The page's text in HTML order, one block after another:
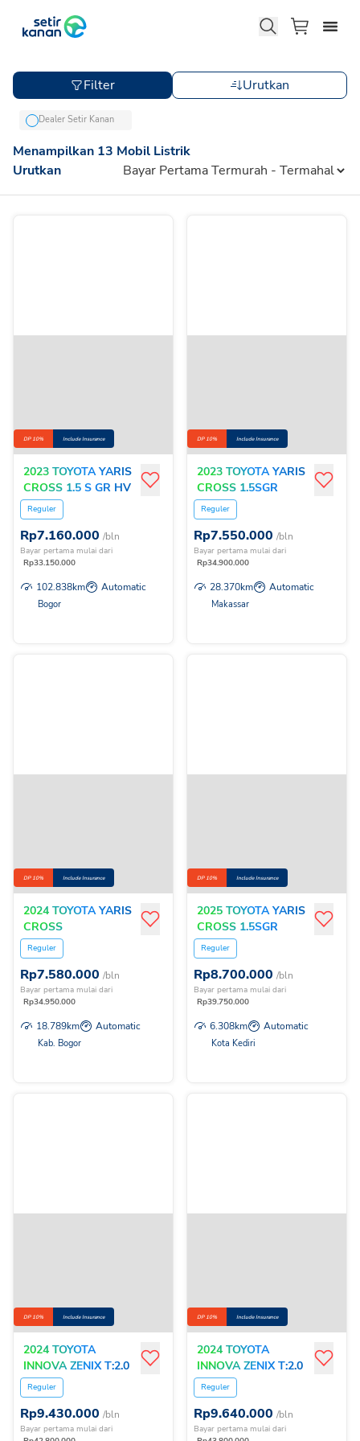
Filter Urutkan
Dealer Setir Kanan
Menampilkan 13 Mobil Listrik
Urutkan
DP 10% Include Insurance
2023 TOYOTA YARIS
CROSS 1.5 S GR HV
CVT TSS A/T
Reguler
Rp7.160.000 /bln
Bayar pertama mulai dari
Rp33.150.000
102.838km Automatic
Bogor
DP 10% Include Insurance
2023 TOYOTA YARIS
CROSS 1.5SGR
HVCVTTSS
Reguler
Rp7.550.000 /bln
Bayar pertama mulai dari
Rp34.900.000
28.370km Automatic
Makassar
DP 10% Include Insurance
2024 TOYOTA YARIS
CROSS
15SGRHVCVTTSSPC
Reguler
Rp7.580.000 /bln
Bayar pertama mulai dari
Rp34.950.000
18.789km Automatic
Kab. Bogor
DP 10% Include Insurance
2025 TOYOTA YARIS
CROSS 1.5SGR
HVCVTTSS
Reguler
Rp8.700.000 /bln
Bayar pertama mulai dari
Rp39.750.000
6.308km Automatic
Kota Kediri
DP 10% Include Insurance
2024 TOYOTA
INNOVA ZENIX T:2.0G
HV CVT
Reguler
Rp9.430.000 /bln
Bayar pertama mulai dari
DP 10% Include Insurance
2024 TOYOTA
INNOVA ZENIX T:2.0G
HV CVT
Reguler
Rp9.640.000 /bln
Bayar pertama mulai dari